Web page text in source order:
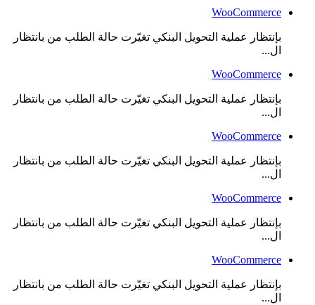
WooCommerce
بإنتظار عملية التحويل البنكي تغيّرت حالة الطلب من بانتظار
ال...
WooCommerce
بإنتظار عملية التحويل البنكي تغيّرت حالة الطلب من بانتظار
ال...
WooCommerce
بإنتظار عملية التحويل البنكي تغيّرت حالة الطلب من بانتظار
ال...
WooCommerce
بإنتظار عملية التحويل البنكي تغيّرت حالة الطلب من بانتظار
ال...
WooCommerce
بإنتظار عملية التحويل البنكي تغيّرت حالة الطلب من بانتظار
ال...